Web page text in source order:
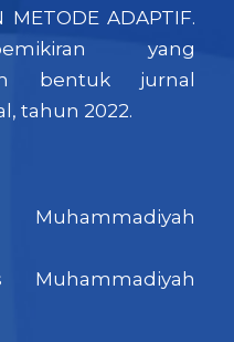
METODE ADAPTIF.
yang
bentuk jurnal
tahun 2022.
Muhammadiyah